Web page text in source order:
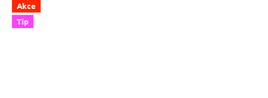
Akce
Tip